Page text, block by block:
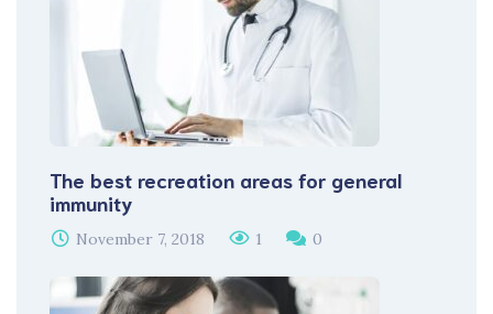
The best recreation areas for general
immunity
November 7, 2018 1 0